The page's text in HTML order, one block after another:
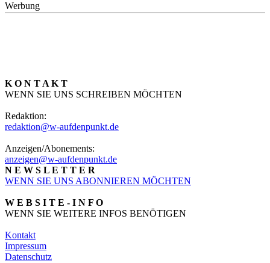
Werbung
K O N T A K T
WENN SIE UNS SCHREIBEN MÖCHTEN
Redaktion:
redaktion@w-aufdenpunkt.de
Anzeigen/Abonements:
anzeigen@w-aufdenpunkt.de
N E W S L E T T E R
WENN SIE UNS ABONNIEREN MÖCHTEN
W E B S I T E - I N F O
WENN SIE WEITERE INFOS BENÖTIGEN
Kontakt
Impressum
Datenschutz